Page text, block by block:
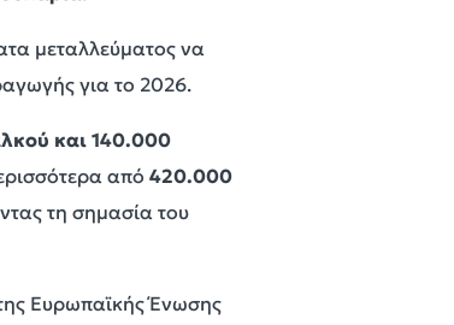
μεταλλεύματος να
για το 2026.
και 140.000
από 420.000
τη σημασία του
Ευρωπαϊκής Ένωσης